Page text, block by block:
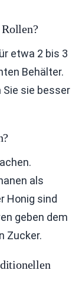
etwa 2 bis 3
Behälter.
Sie sie besser
als
Honig sind
geben dem
Zucker.